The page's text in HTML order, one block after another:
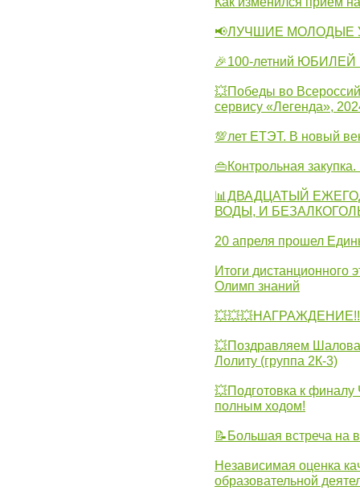
📢ЛУЧШИЕ МОЛОДЫЕ
🎉100-летний ЮБИЛЕЙ
💥Победы во
сервису «Легенда»,
💯лет ЕТЭТ. В новый
👜Контрольная
📊ДВАДЦАТЫЙ
ВОДЫ, И
20 апреля прошел
Итоги дистанционного
Олимп знаний
💥Поздравляем
Лолиту (группа 2К-3)
💥Подготовка к
полным ходом!
📝Большая встреча на
Независимая оценка
образовательной